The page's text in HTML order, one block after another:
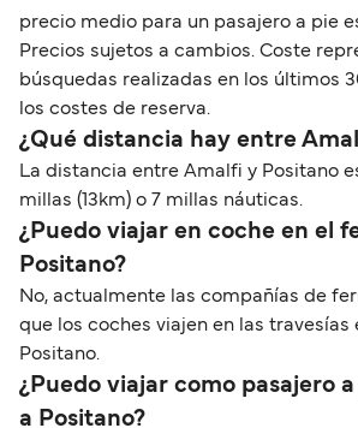
precio medio para un pasajero a pie
Precios sujetos a cambios. Coste
búsquedas realizadas en los últimos
los costes de reserva.
¿Qué distancia hay entre
La distancia entre Amalfi y Positano
millas (13km) o 7 millas náuticas.
¿Puedo viajar en coche en el
Positano?
No, actualmente las compañías de
que los coches viajen en las travesías
Positano.
¿Puedo viajar como pasajero
a Positano?